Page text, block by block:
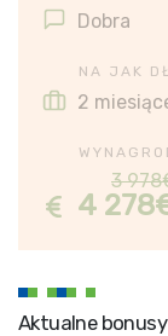
Dobra
NA JAK
2
3
4
Aktualne bonusy